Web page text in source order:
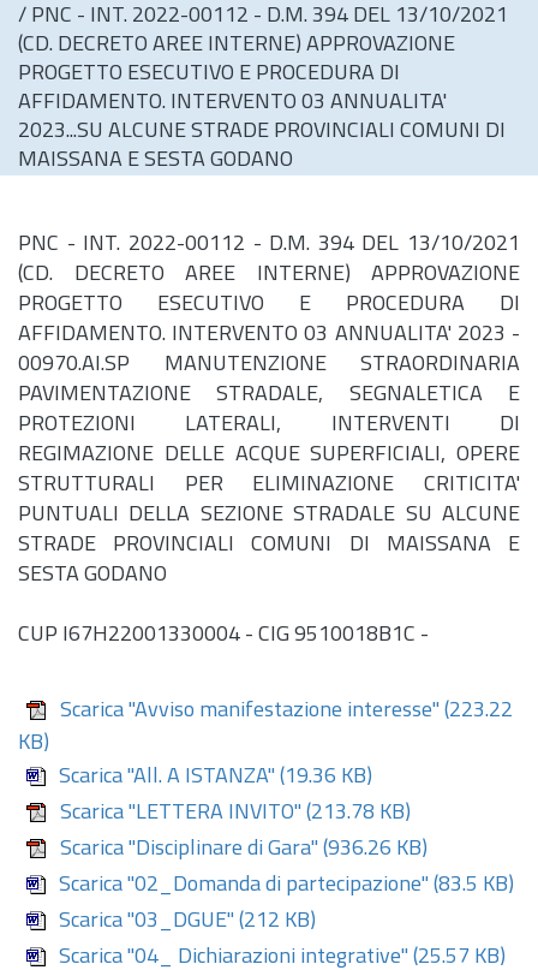
/ PNC - INT. 2022-00112 - D.M. 394 DEL 13/10/2021
(CD. DECRETO AREE INTERNE) APPROVAZIONE
PROGETTO ESECUTIVO E PROCEDURA DI
AFFIDAMENTO. INTERVENTO 03 ANNUALITA'
2023...SU ALCUNE STRADE PROVINCIALI COMUNI DI
MAISSANA E SESTA GODANO
PNC - INT. 2022-00112 - D.M. 394 DEL 13/10/2021
(CD. DECRETO AREE INTERNE) APPROVAZIONE
PROGETTO ESECUTIVO E PROCEDURA DI
AFFIDAMENTO. INTERVENTO 03 ANNUALITA' 2023 -
00970.AI.SP MANUTENZIONE STRAORDINARIA
PAVIMENTAZIONE STRADALE, SEGNALETICA E
PROTEZIONI LATERALI, INTERVENTI DI
REGIMAZIONE DELLE ACQUE SUPERFICIALI, OPERE
STRUTTURALI PER ELIMINAZIONE CRITICITA'
PUNTUALI DELLA SEZIONE STRADALE SU ALCUNE
STRADE PROVINCIALI COMUNI DI MAISSANA E
SESTA GODANO
CUP I67H22001330004 - CIG 9510018B1C -
Scarica "Avviso manifestazione interesse" (223.22
KB)
Scarica "All. A ISTANZA" (19.36 KB)
Scarica "LETTERA INVITO" (213.78 KB)
Scarica "Disciplinare di Gara" (936.26 KB)
Scarica "02_Domanda di partecipazione" (83.5 KB)
Scarica "03_DGUE" (212 KB)
Scarica "04_ Dichiarazioni integrative" (25.57 KB)